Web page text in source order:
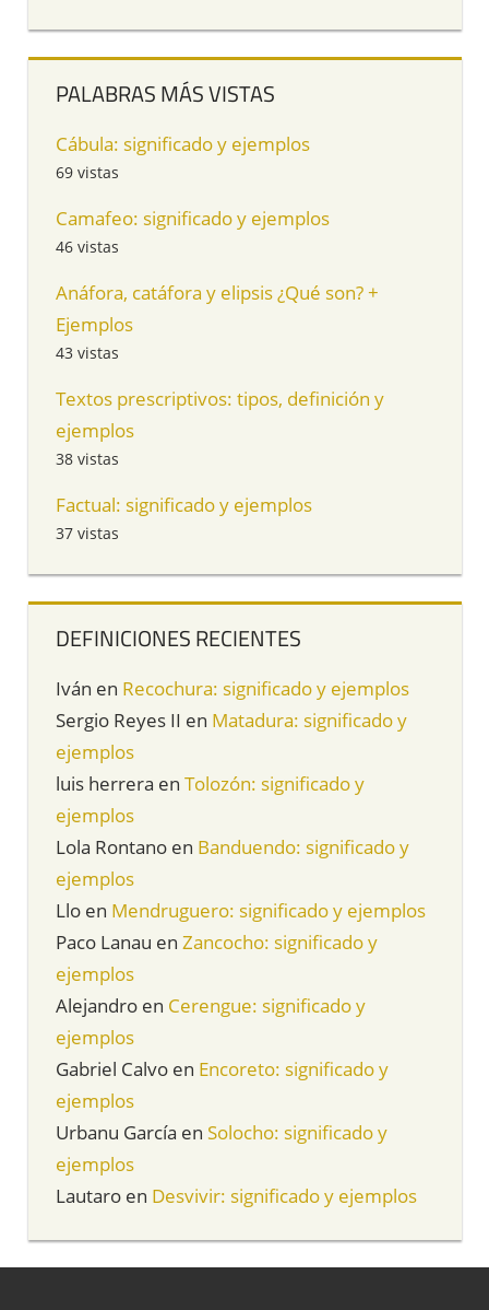
PALABRAS MÁS VISTAS
Cábula: significado y ejemplos
69 vistas
Camafeo: significado y ejemplos
46 vistas
Anáfora, catáfora y elipsis ¿Qué son? +
Ejemplos
43 vistas
Textos prescriptivos: tipos, definición y
ejemplos
38 vistas
Factual: significado y ejemplos
37 vistas
DEFINICIONES RECIENTES
Iván en Recochura: significado y ejemplos
Sergio Reyes II en Matadura: significado y
ejemplos
luis herrera en Tolozón: significado y
ejemplos
Lola Rontano en Banduendo: significado y
ejemplos
Llo en Mendruguero: significado y ejemplos
Paco Lanau en Zancocho: significado y
ejemplos
Alejandro en Cerengue: significado y
ejemplos
Gabriel Calvo en Encoreto: significado y
ejemplos
Urbanu García en Solocho: significado y
ejemplos
Lautaro en Desvivir: significado y ejemplos